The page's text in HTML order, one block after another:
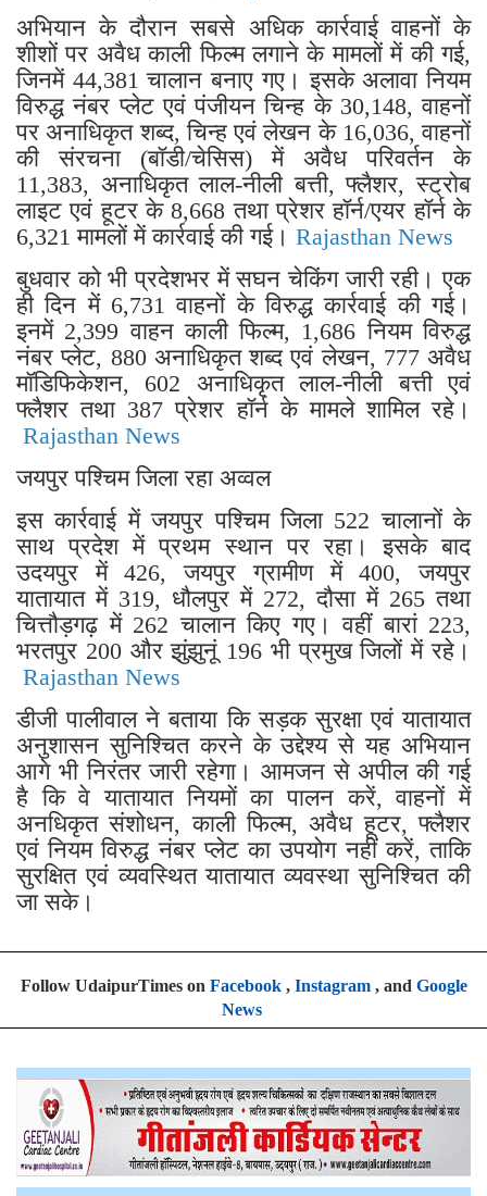
अभियान के दौरान सबसे अधिक कार्रवाई वाहनों के
शीशों पर अवैध काली फिल्म लगाने के मामलों में की गई,
जिनमें 44,381 चालान बनाए गए। इसके अलावा नियम
विरुद्ध नंबर प्लेट एवं पंजीयन चिन्ह के 30,148, वाहनों
पर अनाधिकृत शब्द, चिन्ह एवं लेखन के 16,036, वाहनों
की संरचना (बॉडी/चेसिस) में अवैध परिवर्तन के
11,383, अनाधिकृत लाल-नीली बत्ती, फ्लैशर, स्ट्रोब
लाइट एवं हूटर के 8,668 तथा प्रेशर हॉर्न/एयर हॉर्न के
6,321 मामलों में कार्रवाई की गई। Rajasthan News
बुधवार को भी प्रदेशभर में सघन चेकिंग जारी रही। एक
ही दिन में 6,731 वाहनों के विरुद्ध कार्रवाई की गई।
इनमें 2,399 वाहन काली फिल्म, 1,686 नियम विरुद्ध
नंबर प्लेट, 880 अनाधिकृत शब्द एवं लेखन, 777 अवैध
मॉडिफिकेशन, 602 अनाधिकृत लाल-नीली बत्ती एवं
फ्लैशर तथा 387 प्रेशर हॉर्न के मामले शामिल रहे।
Rajasthan News
जयपुर पश्चिम जिला रहा अव्वल
इस कार्रवाई में जयपुर पश्चिम जिला 522 चालानों के
साथ प्रदेश में प्रथम स्थान पर रहा। इसके बाद
उदयपुर में 426, जयपुर ग्रामीण में 400, जयपुर
यातायात में 319, धौलपुर में 272, दौसा में 265 तथा
चित्तौड़गढ़ में 262 चालान किए गए। वहीं बारां 223,
भरतपुर 200 और झुंझुनूं 196 भी प्रमुख जिलों में रहे।
Rajasthan News
डीजी पालीवाल ने बताया कि सड़क सुरक्षा एवं यातायात
अनुशासन सुनिश्चित करने के उद्देश्य से यह अभियान
आगे भी निरंतर जारी रहेगा। आमजन से अपील की गई
है कि वे यातायात नियमों का पालन करें, वाहनों में
अनधिकृत संशोधन, काली फिल्म, अवैध हूटर, फ्लैशर
एवं नियम विरुद्ध नंबर प्लेट का उपयोग नहीं करें, ताकि
सुरक्षित एवं व्यवस्थित यातायात व्यवस्था सुनिश्चित की
जा सके।
Follow UdaipurTimes on Facebook, Instagram, and Google
News